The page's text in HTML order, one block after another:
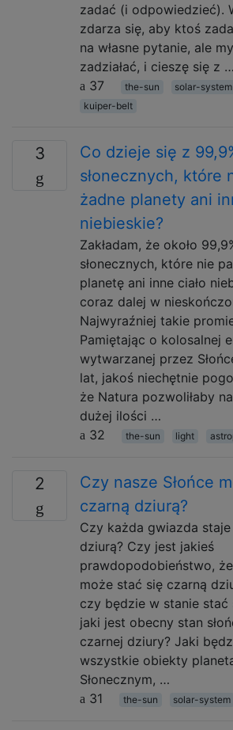
zadać (i odpowiedzieć).
zdarza się, aby ktoś
na własne pytanie, ale
zadziałać, i cieszę się z …
37
the-sun solar-system
kuiper-belt
3
Co dzieje się z
słonecznych, które
żadne planety ani
niebieskie?
Zakładam, że około
słonecznych, które nie
planetę ani inne ciało
coraz dalej w
Najwyraźniej takie
Pamiętając o kolosalnej
wytwarzanej przez
lat, jakoś niechętnie
że Natura pozwoliłaby
dużej ilości …
32
the-sun light
2
Czy nasze Słońce
czarną dziurą?
Czy każda gwiazda
dziurą? Czy jest jakieś
prawdopodobieństwo, że
może stać się czarną
czy będzie w stanie stać
jaki jest obecny stan
czarnej dziury? Jaki
wszystkie obiekty
Słonecznym, …
31
the-sun solar-system